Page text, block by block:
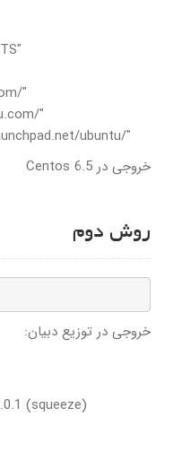
"
"
ubuntu/"
خروجی در Centos 6.5
روش دوم
خروجی در توزیع دبیان:
(squeeze)